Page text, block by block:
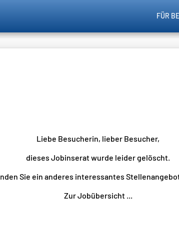
FÜR
Liebe Besucherin, lieber Besucher,
dieses Jobinserat wurde leider gelöscht.
Sie ein anderes interessantes
Zur Jobübersicht ...